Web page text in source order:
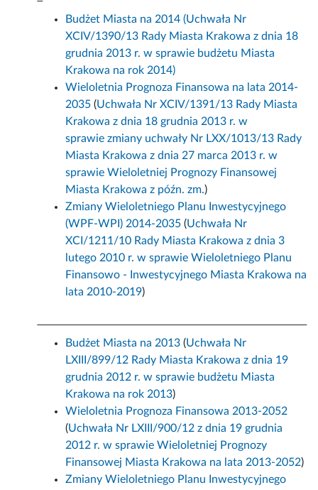
Budżet Miasta na 2014 (Uchwała Nr
XCIV/1390/13 Rady Miasta Krakowa z dnia 18
grudnia 2013 r. w sprawie budżetu Miasta
Krakowa na rok 2014)
Wieloletnia Prognoza Finansowa na lata 2014-
2035 (Uchwała Nr XCIV/1391/13 Rady Miasta
Krakowa z dnia 18 grudnia 2013 r. w
sprawie zmiany uchwały Nr LXX/1013/13 Rady
Miasta Krakowa z dnia 27 marca 2013 r. w
sprawie Wieloletniej Prognozy Finansowej
Miasta Krakowa z późn. zm.)
Zmiany Wieloletniego Planu Inwestycyjnego
(WPF-WPI) 2014-2035 (Uchwała Nr
XCI/1211/10 Rady Miasta Krakowa z dnia 3
lutego 2010 r. w sprawie Wieloletniego Planu
Finansowo - Inwestycyjnego Miasta Krakowa na
lata 2010-2019)
Budżet Miasta na 2013 (Uchwała Nr
LXIII/899/12 Rady Miasta Krakowa z dnia 19
grudnia 2012 r. w sprawie budżetu Miasta
Krakowa na rok 2013)
Wieloletnia Prognoza Finansowa 2013-2052
(Uchwała Nr LXIII/900/12 z dnia 19 grudnia
2012 r. w sprawie Wieloletniej Prognozy
Finansowej Miasta Krakowa na lata 2013-2052)
Zmiany Wieloletniego Planu Inwestycyjnego